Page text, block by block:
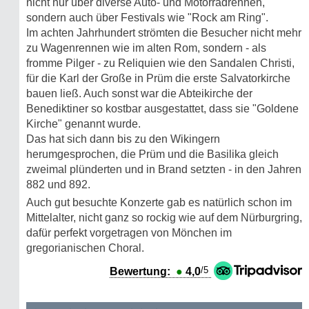
nicht nur über diverse Auto- und Motorradrennen,
sondern auch über Festivals wie "Rock am Ring".
Im achten Jahrhundert strömten die Besucher nicht mehr
zu Wagenrennen wie im alten Rom, sondern - als
fromme Pilger - zu Reliquien wie den Sandalen Christi,
für die Karl der Große in Prüm die erste Salvatorkirche
bauen ließ. Auch sonst war die Abteikirche der
Benediktiner so kostbar ausgestattet, dass sie "Goldene
Kirche" genannt wurde.
Das hat sich dann bis zu den Wikingern
herumgesprochen, die Prüm und die Basilika gleich
zweimal plünderten und in Brand setzten - in den Jahren
882 und 892.
Auch gut besuchte Konzerte gab es natürlich schon im
Mittelalter, nicht ganz so ro‍ckig wie auf dem Nürburgring,
dafür perfekt vorgetragen von Mönchen im
gregorianischen Choral.
Bewertung: ● 4,0/5